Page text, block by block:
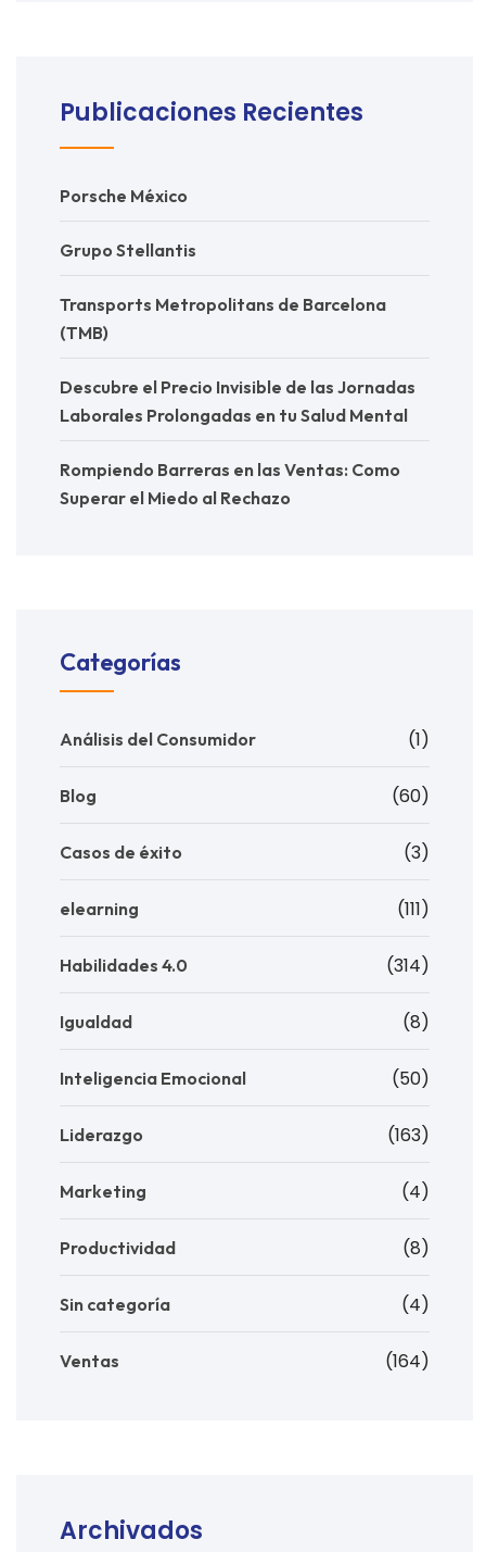
Publicaciones Recientes
Porsche México
Grupo Stellantis
Transports Metropolitans de Barcelona
(TMB)
Descubre el Precio Invisible de las Jornadas
Laborales Prolongadas en tu Salud Mental
Rompiendo Barreras en las Ventas: Como
Superar el Miedo al Rechazo
Categorías
Análisis del Consumidor (1)
Blog (60)
Casos de éxito (3)
elearning (111)
Habilidades 4.0 (314)
Igualdad (8)
Inteligencia Emocional (50)
Liderazgo (163)
Marketing (4)
Productividad (8)
Sin categoría (4)
Ventas (164)
Archivados